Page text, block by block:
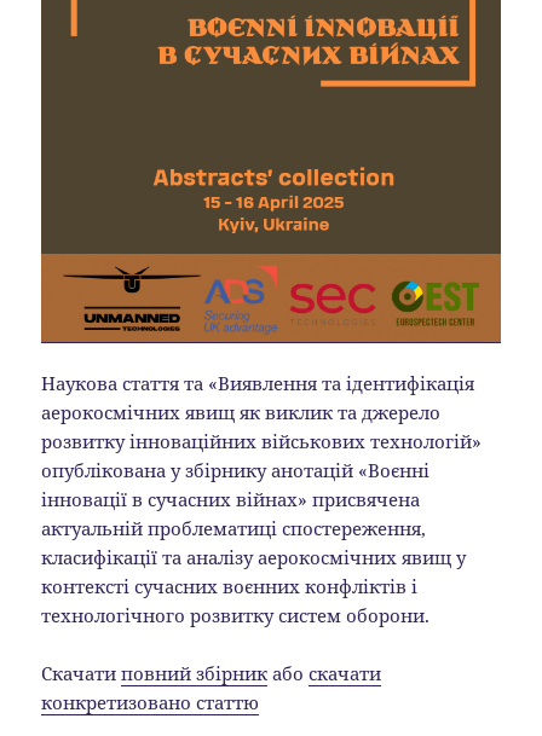
Наукова стаття та «Виявлення та ідентифікація
аерокосмічних явищ як виклик та джерело
розвитку інноваційних військових технологій»
опублікована у збірнику анотацій «Воєнні
інновації в сучасних війнах» присвячена
актуальній проблематиці спостереження,
класифікації та аналізу аерокосмічних явищ у
контексті сучасних воєнних конфліктів і
технологічного розвитку систем оборони.
Скачатиповний збірник абоскачати
конкретизовано статтю